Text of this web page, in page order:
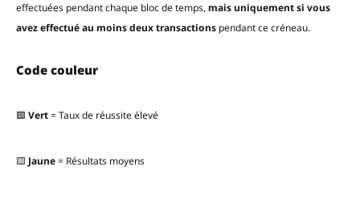
effectuées pendant chaque bloc de temps, mais uniquement si vous
avez effectué au moins deux transactions pendant ce créneau.
Code couleur
🟩 Vert= Taux de réussite élevé
🟨 Jaune= Résultats moyens